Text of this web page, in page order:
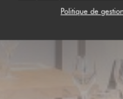
Politique de